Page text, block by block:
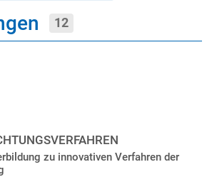
12
zu innovativen Verfahren der